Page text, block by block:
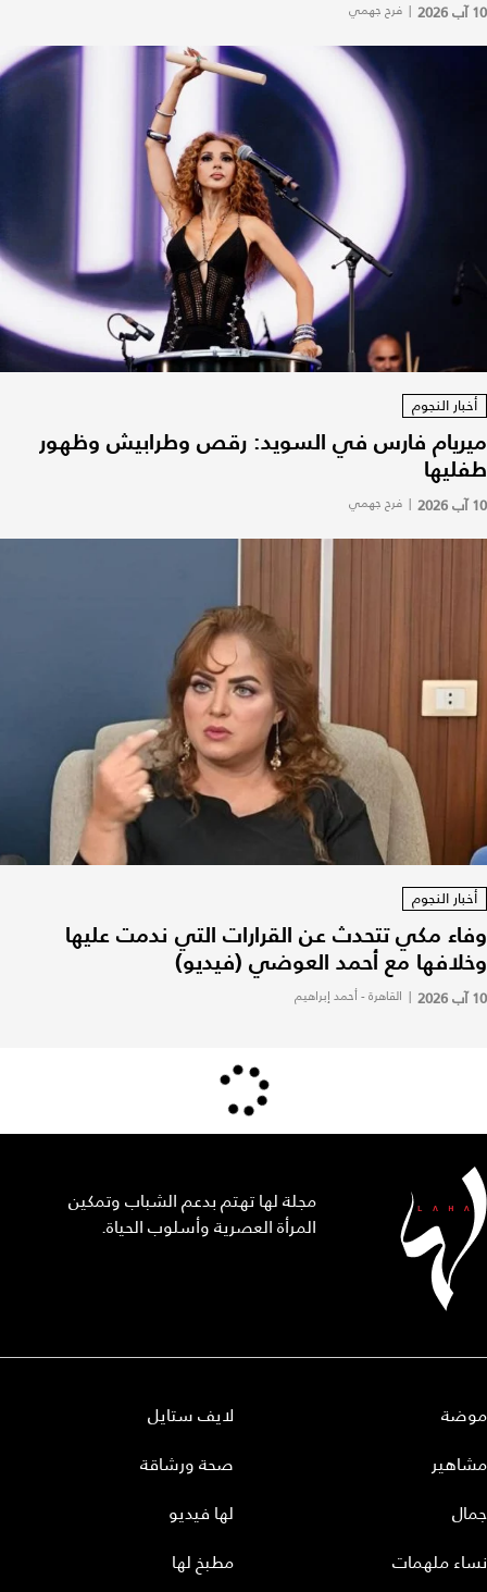
10 آب 2026 | فرح جهمي
أخبار النجوم
ميريام فارس في السويد: رقص وطرابيش وظهور
طفليها
10 آب 2026 | فرح جهمي
أخبار النجوم
وفاء مكي تتحدث عن القرارات التي ندمت عليها
وخلافها مع أحمد العوضي (فيديو)
10 آب 2026 | القاهرة - أحمد إبراهيم
مجلة لها تهتم بدعم الشباب وتمكين
المرأة العصرية وأسلوب الحياة.
موضة
مشاهير
جمال
نساء ملهمات
لايف ستايل
صحة ورشاقة
لها فيديو
مطبخ لها